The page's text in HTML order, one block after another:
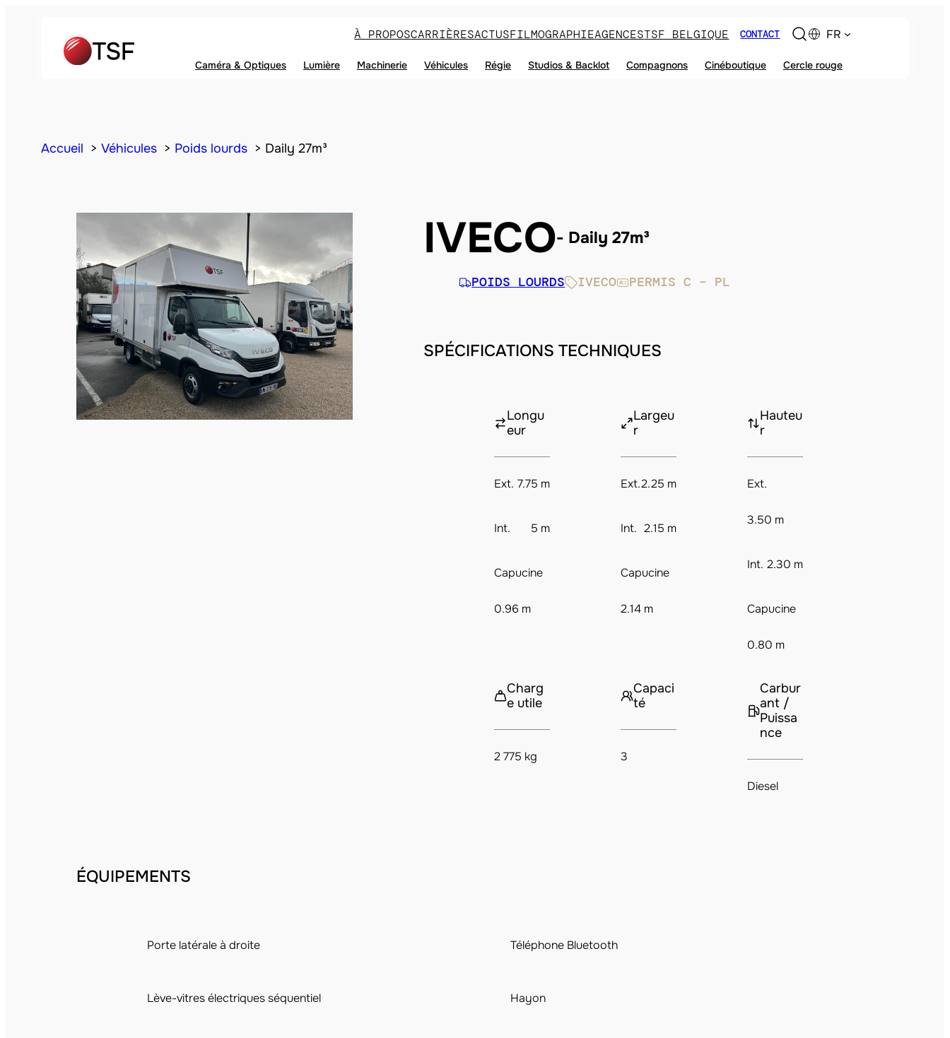
À PROPOSCARRIÈRESACTUSFILMOGRAPHIEAGENCESTSF BELGIQUE CONTACT FR
Caméra & Optiques Lumière Machinerie Véhicules Régie Studios & Backlot Compagnons Cinéboutique Cercle rouge
Accueil Véhicules Poids lourds Daily 27m³
IVECO Daily 27m³
POIDS LOURDS IVECO PERMIS C – PL
SPÉCIFICATIONS TECHNIQUES
Longu
eur
Ext. 7.75 m
Int. 5 m
Capucine
0.96 m
Largeu
r
Ext.2.25 m
Int. 2.15 m
Capucine
2.14 m
Hauteu
r
Ext.
3.50 m
Int. 2.30 m
Capucine
0.80 m
Charg
e utile
2 775 kg
Capaci
té
3
Carbur
ant /
Puissa
nce
Diesel
ÉQUIPEMENTS
Porte latérale à droite
Lève-vitres électriques séquentiel
Téléphone Bluetooth
Hayon